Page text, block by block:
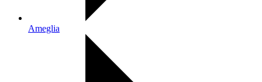
Ameglia